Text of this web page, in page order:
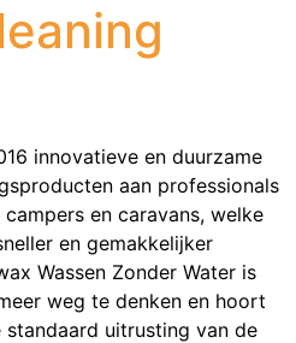
innovatieve en duurzame
aan professionals
en caravans, welke
en gemakkelijker
Wassen Zonder Water is
weg te denken en hoort
uitrusting van de